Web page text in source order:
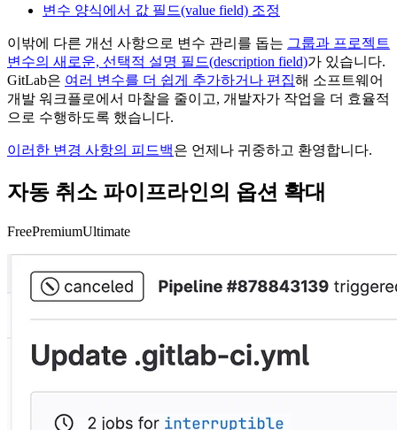
변수 양식에서 값 필드(value field) 조정
이밖에 다른 개선 사항으로 변수 관리를 돕는 그룹과 프로젝트
변수의 새로운, 선택적 설명 필드(description field)가 있습니다.
GitLab은 여러 변수를 더 쉽게 추가하거나 편집해 소프트웨어
개발 워크플로에서 마찰을 줄이고, 개발자가 작업을 더 효율적
으로 수행하도록 했습니다.
이러한 변경 사항의 피드백은 언제나 귀중하고 환영합니다.
자동 취소 파이프라인의 옵션 확대
FreePremiumUltimate